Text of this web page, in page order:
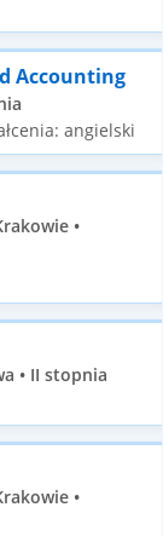
Accounting
angielski
•
• II stopnia
•